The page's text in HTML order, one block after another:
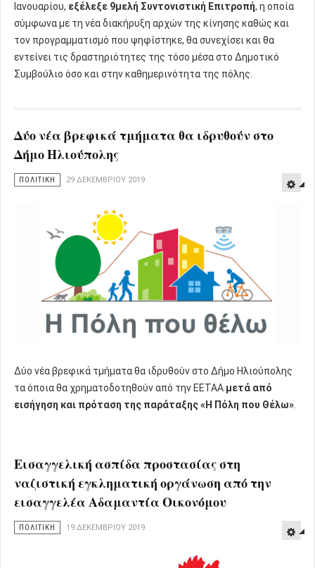
Ιανουαρίου, εξέλεξε 9μελή Συντονιστική Επιτροπή, η οποία
σύμφωνα με τη νέα διακήρυξη αρχών της κίνησης καθώς και
τον προγραμματισμό που ψηφίστηκε, θα συνεχίσει και θα
εντείνει τις δραστηριότητες της τόσο μέσα στο Δημοτικό
Συμβούλιο όσο και στην καθημερινότητα της πόλης.
Δύο νέα βρεφικά τμήματα θα ιδρυθούν στο
Δήμο Ηλιούπολης
ΠΟΛΙΤΙΚΗ 29 ΔΕΚΕΜΒΡΊΟΥ 2019
Δύο νέα βρεφικά τμήματα θα ιδρυθούν στο Δήμο Ηλιούπολης
τα όποια θα χρηματοδοτηθούν από την ΕΕΤΑΑ μετά από
εισήγηση και πρόταση της παράταξης «Η Πόλη που Θέλω»
Εισαγγελική ασπίδα προστασίας στη
ναζιστική εγκληματική οργάνωση από την
εισαγγελέα Αδαμαντία Οικονόμου
ΠΟΛΙΤΙΚΗ 19 ΔΕΚΕΜΒΡΊΟΥ 2019